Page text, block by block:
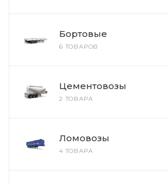
Бортовые
6 ТОВАРОВ
Цементовозы
2 ТОВАРА
Ломовозы
4 ТОВАРА